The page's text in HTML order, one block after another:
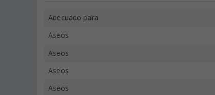
Adecuado para
Aseos
Aseos
Aseos
Aseos